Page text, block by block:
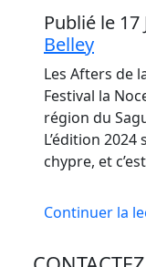
Publié le 17
Belley
Les Afters de
Festival la
région du
L’édition
chypre, et
Continuer la